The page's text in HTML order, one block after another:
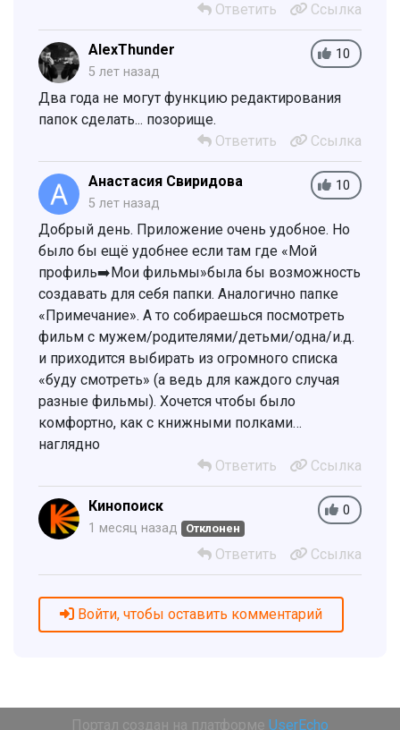
Ответить
Ссылка
10
AlexThunder
5 лет назад
Два года не могут функцию редактирования
папок сделать... позорище.
Ответить
Ссылка
10
Анастасия Свиридова
5 лет назад
Добрый день. Приложение очень удобное. Но
было бы ещё удобнее если там где «Мой
профиль➡️Мои фильмы»была бы возможность
создавать для себя папки. Аналогично папке
«Примечание». А то собираешься посмотреть
фильм с мужем/родителями/детьми/одна/и.д.
и приходится выбирать из огромного списка
«буду смотреть» (а ведь для каждого случая
разные фильмы). Хочется чтобы было
комфортно, как с книжными полками…
наглядно
Ответить
Ссылка
0
Кинопоиск
1 месяц назад Отклонен
Ответить Ссылка
Войти, чтобы оставить комментарий
Портал создан на платформе UserEcho